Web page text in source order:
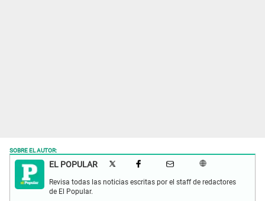
SOBRE EL AUTOR:
EL POPULAR
Revisa todas las noticias escritas por el staff de redactores
de El Popular.